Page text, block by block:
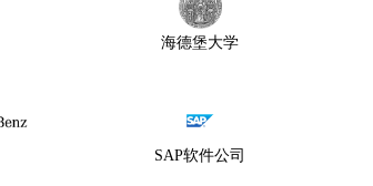
海德堡大学
SAP软件公司